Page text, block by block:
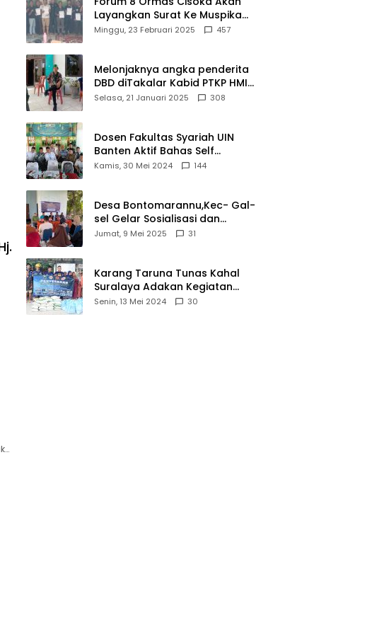
Melalui
Malam
Apresiasi
dan Inovasi
Award 2026
Berprestasi
Layangkan Surat Ke Muspika
Atas Adanya Kantor Matel di
Minggu, 23 Februari 2025 457
Melonjaknya angka penderita
DBD diTakalar Kabid PTKP HMI
Cab.Takalar angkat bicara
Selasa, 21 Januari 2025 308
Dosen Fakultas Syariah UIN
Banten Aktif Bahas Self
Declare Halal dalam Forum
Kamis, 30 Mei 2024 144
Desa Bontomarannu,Kec- Gal-
sel Gelar Sosialisasi dan
Bimtek Pemutakhiran Data ID
Jumat, 9 Mei 2025 31
Karang Taruna Tunas Kahal
Suralaya Adakan Kegiatan
Bansos Terhadap Kaum
Senin, 13 Mei 2024 30